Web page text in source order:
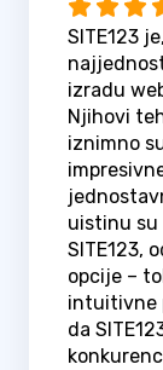
SITE123
izradu
Njihovi
iznimno
uistinu su
SITE123,
opcije –
intuitivne
da